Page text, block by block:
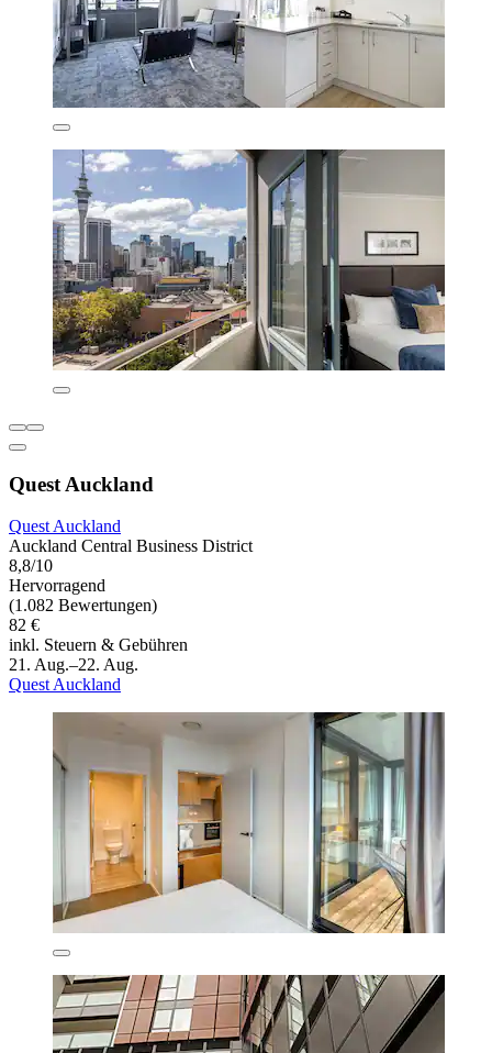
Quest Auckland
Quest Auckland
Auckland Central Business District
8,8/10
Hervorragend
(1.082 Bewertungen)
82 €
inkl. Steuern & Gebühren
21. Aug.–22. Aug.
Quest Auckland